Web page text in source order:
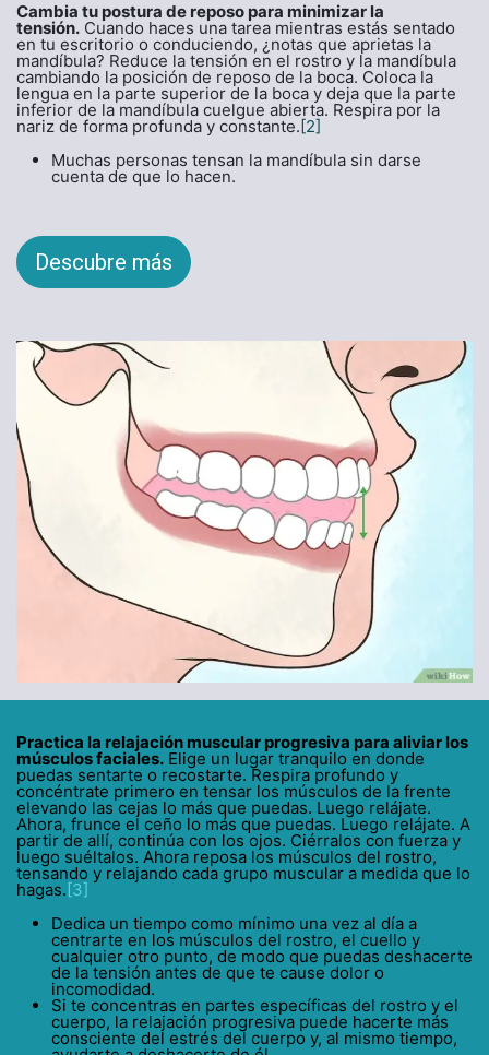
Cambia tu postura de reposo para minimizar la
tensión. Cuando haces una tarea mientras estás sentado
en tu escritorio o conduciendo, ¿notas que aprietas la
mandíbula? Reduce la tensión en el rostro y la mandíbula
cambiando la posición de reposo de la boca. Coloca la
lengua en la parte superior de la boca y deja que la parte
inferior de la mandíbula cuelgue abierta. Respira por la
nariz de forma profunda y constante. [2]
Muchas personas tensan la mandíbula sin darse
cuenta de que lo hacen.
Descubre más
Practica la relajación muscular progresiva para aliviar los
músculos faciales. Elige un lugar tranquilo en donde
puedas sentarte o recostarte. Respira profundo y
concéntrate primero en tensar los músculos de la frente
elevando las cejas lo más que puedas. Luego relájate.
Ahora, frunce el ceño lo más que puedas. Luego relájate. A
partir de allí, continúa con los ojos. Ciérralos con fuerza y
luego suéltalos. Ahora reposa los músculos del rostro,
tensando y relajando cada grupo muscular a medida que lo
hagas. [3]
Dedica un tiempo como mínimo una vez al día a
centrarte en los músculos del rostro, el cuello y
cualquier otro punto, de modo que puedas deshacerte
de la tensión antes de que te cause dolor o
incomodidad.
Si te concentras en partes específicas del rostro y el
cuerpo, la relajación progresiva puede hacerte más
consciente del estrés del cuerpo y, al mismo tiempo,